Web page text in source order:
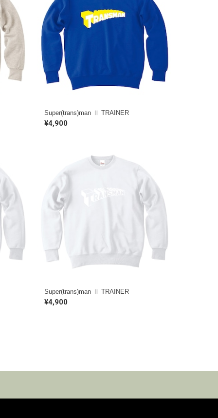
Super(trans)man Ⅱ TRAINER
¥4,900
Super(trans)man Ⅱ TRAINER
¥4,900